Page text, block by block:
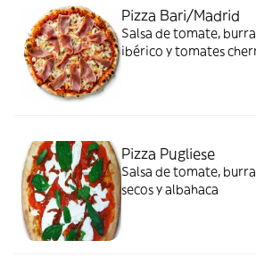
Pizza Bari/Madrid
Salsa de tomate,
ibérico y tomates
Pizza Pugliese
Salsa de tomate,
secos y albahaca